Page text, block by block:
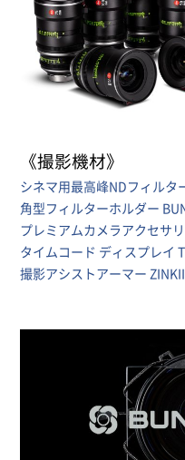
《撮影機材》
シネマ用最高峰NDフィルタ
角型フィルターホルダー
プレミアムカメラアクセサ
タイムコード ディスプレイ
撮影アシストアーマー ZINKII